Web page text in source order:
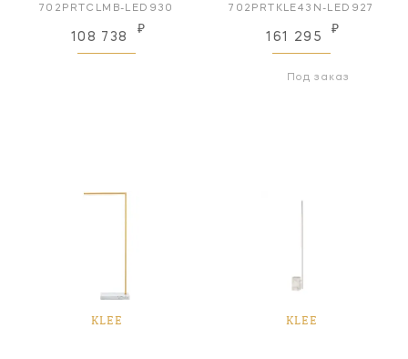
702PRTCLMB-LED930
108 738
₽
702PRTKLE43N-LED927
161 295
₽
Под заказ
KLEE KLEE